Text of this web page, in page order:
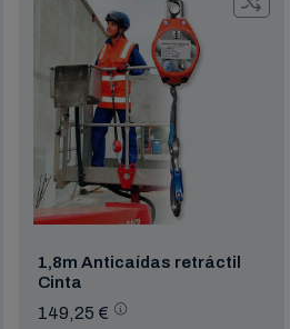
1,8m Anticaídas retráctil
Cinta
149,25 €